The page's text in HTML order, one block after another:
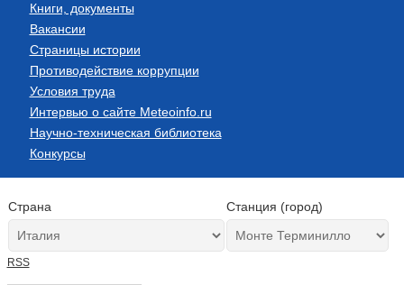
Книги, документы
Вакансии
Страницы истории
Противодействие коррупции
Условия труда
Интервью о сайте Meteoinfo.ru
Научно-техническая библиотека
Конкурсы
Страна Станция (город)
RSS